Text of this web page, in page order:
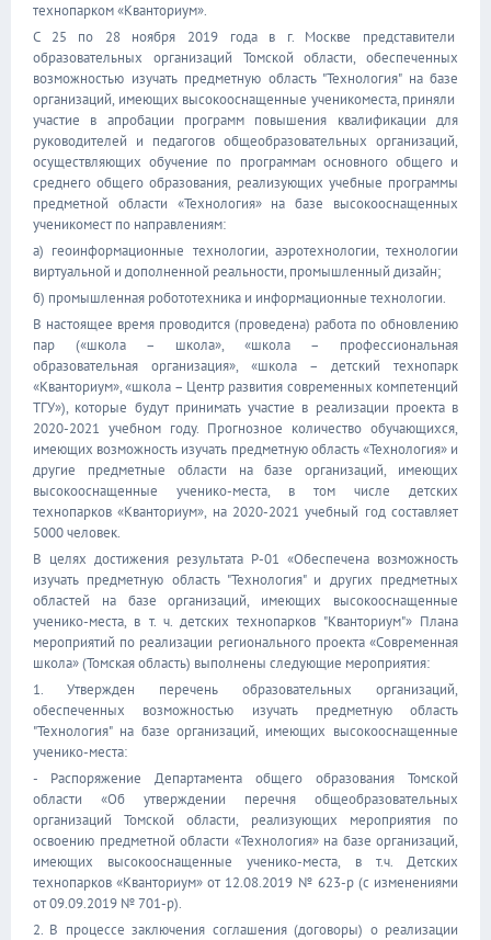
технопарком «Кванториум».
С 25 по 28 ноября 2019 года в г. Москве представители
образовательных организаций Томской области, обеспеченных
возможностью изучать предметную область "Технология" на базе
организаций, имеющих высокооснащенные ученикоместа, приняли
участие в апробации программ повышения квалификации для
руководителей и педагогов общеобразовательных организаций,
осуществляющих обучение по программам основного общего и
среднего общего образования, реализующих учебные программы
предметной области «Технология» на базе высокооснащенных
ученикомест по направлениям:
а) геоинформационные технологии, аэротехнологии, технологии
виртуальной и дополненной реальности, промышленный дизайн;
б) промышленная робототехника и информационные технологии.
В настоящее время проводится (проведена) работа по обновлению
пар («школа – школа», «школа – профессиональная
образовательная организация», «школа – детский технопарк
«Кванториум», «школа – Центр развития современных компетенций
ТГУ»), которые будут принимать участие в реализации проекта в
2020-2021 учебном году. Прогнозное количество обучающихся,
имеющих возможность изучать предметную область «Технология» и
другие предметные области на базе организаций, имеющих
высокооснащенные ученико-места, в том числе детских
технопарков «Кванториум», на 2020-2021 учебный год составляет
5000 человек.
В целях достижения результата Р-01 «Обеспечена возможность
изучать предметную область "Технология" и других предметных
областей на базе организаций, имеющих высокооснащенные
ученико-места, в т. ч. детских технопарков "Кванториум"» Плана
мероприятий по реализации регионального проекта «Современная
школа» (Томская область) выполнены следующие мероприятия:
1. Утвержден перечень образовательных организаций,
обеспеченных возможностью изучать предметную область
"Технология" на базе организаций, имеющих высокооснащенные
ученико-места:
- Распоряжение Департамента общего образования Томской
области «Об утверждении перечня общеобразовательных
организаций Томской области, реализующих мероприятия по
освоению предметной области «Технология» на базе организаций,
имеющих высокооснащенные ученико-места, в т.ч. Детских
технопарков «Кванториум» от 12.08.2019 № 623-р (с изменениями
от 09.09.2019 № 701-р).
2. В процессе заключения соглашения (договоры) о реализации